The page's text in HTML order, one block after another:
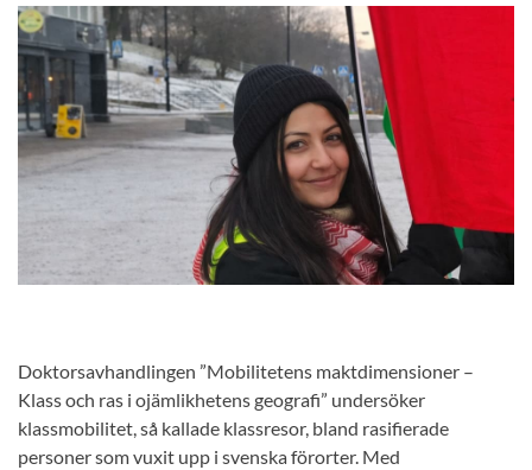
Doktorsavhandlingen ”Mobilitetens maktdimensioner –
Klass och ras i ojämlikhetens geografi” undersöker
klassmobilitet, så kallade klassresor, bland rasifierade
personer som vuxit upp i svenska förorter. Med